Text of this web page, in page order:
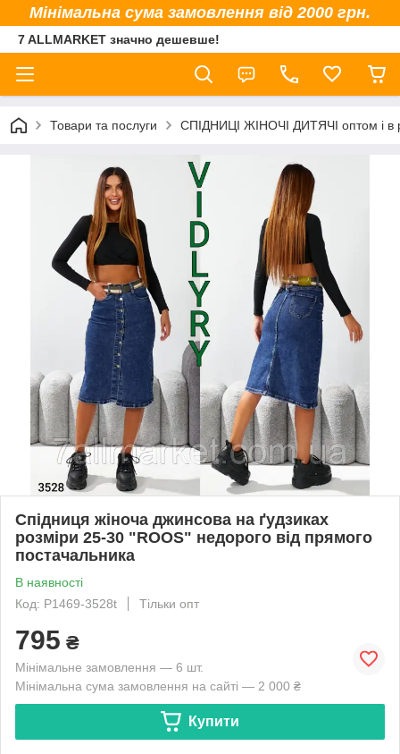
Мінімальна сума замовлення від 2000 грн.
7 ALLMARKET значно дешевше!
Товари та послуги СПІДНИЦІ ЖІНОЧІ ДИТЯЧІ оптом і в
Спідниця жіноча джинсова на ґудзиках
розміри 25-30 "ROOS" недорого від прямого
постачальника
В наявності
Код: P1469-3528t
Тільки опт
795 ₴
Мінімальне замовлення — 6 шт.
Мінімальна сума замовлення на сайті — 2 000 ₴
Купити